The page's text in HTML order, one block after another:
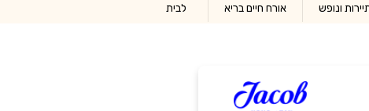
ונופש אורח חיים בריא לבית